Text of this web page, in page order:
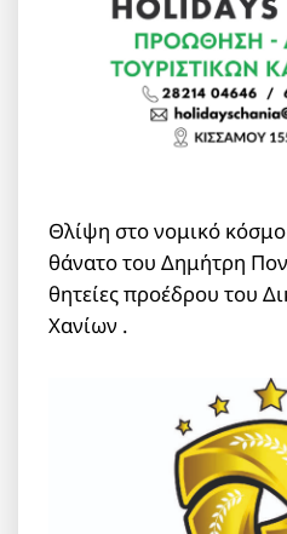
Θλίψη στο νομικό
θάνατο του Δημήτρη
θητείες προέδρου του
Χανίων .